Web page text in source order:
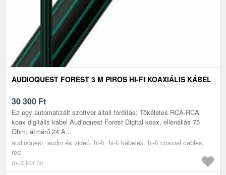
AUDIOQUEST FOREST 3 M PIROS HI-FI KOAXIÁLIS KÁBEL
30 300 Ft
Ez egy automatizált szoftver általi fordítás: Tökéletes RCA-RCA
koax digitális kábel Audioquest Forest Digital koax, ellenállás 75
Ohm, átmérő 24 A...
audioquest, audio és videó, hi-fi, hi-fi kábelek, hi-fi coaxial cables,
red
muziker.hu